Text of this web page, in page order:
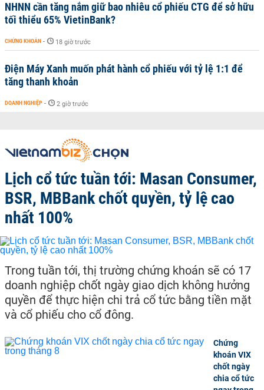
NHNN cần tăng nắm giữ bao nhiêu cổ phiếu CTG để sở hữu
tối thiểu 65% VietinBank?
CHỨNG KHOÁN - 18 giờ trước
Điện Máy Xanh muốn phát hành cổ phiếu với tỷ lệ 1:1 để
tăng thanh khoản
DOANH NGHIỆP - 2 giờ trước
Lịch cổ tức tuần tới: Masan Consumer,
BSR, MBBank chốt quyền, tỷ lệ cao
nhất 100%
Trong tuần tới, thị trường chứng khoán sẽ có 17
doanh nghiệp chốt ngày giao dịch không hưởng
quyền để thực hiện chi trả cổ tức bằng tiền mặt
và cổ phiếu cho cổ đông.
Chứng
khoán VIX
chốt ngày
chia cổ tức